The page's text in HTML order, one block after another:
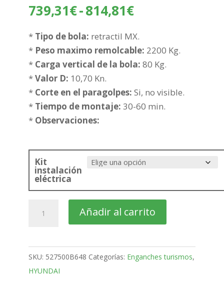
739,31€-814,81€Rango
precios:
desde
739,31€
814,81€
* Tipo de bola: retractil MX.
* Peso maximo remolcable: 2200 Kg.
* Carga vertical de la bola: 80 Kg.
*Valor D: 10,70 Kn.
* Corte en el paragolpes: Si, no visible.
* Tiempo de montaje: 30-60 min.
* Observaciones:
Kit
instalación
eléctrica
ix35
Bola
retractil
MX
Añadir al carrito
SKU: 527500B648 Categorías: Enganches turismos,
HYUNDAI